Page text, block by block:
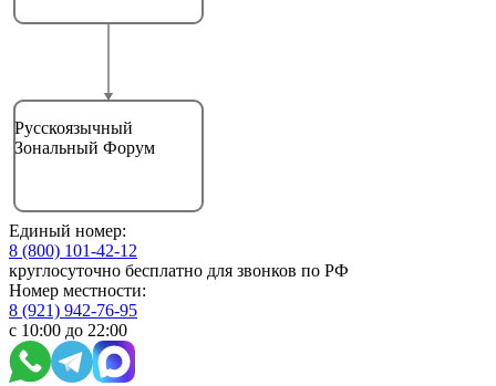
Русскоязычный
Зональный Форум
Единый номер:
8 (800) 101-42-12
круглосуточно бесплатно для звонков по РФ
Номер местности:
8 (921) 942-76-95
с 10:00 до 22:00